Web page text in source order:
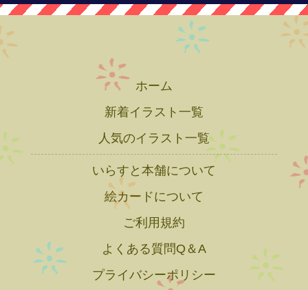
ホーム
新着イラスト一覧
人気のイラスト一覧
いらすと本舗について
絵カードについて
ご利用規約
よくある質問Q＆A
プライバシーポリシー